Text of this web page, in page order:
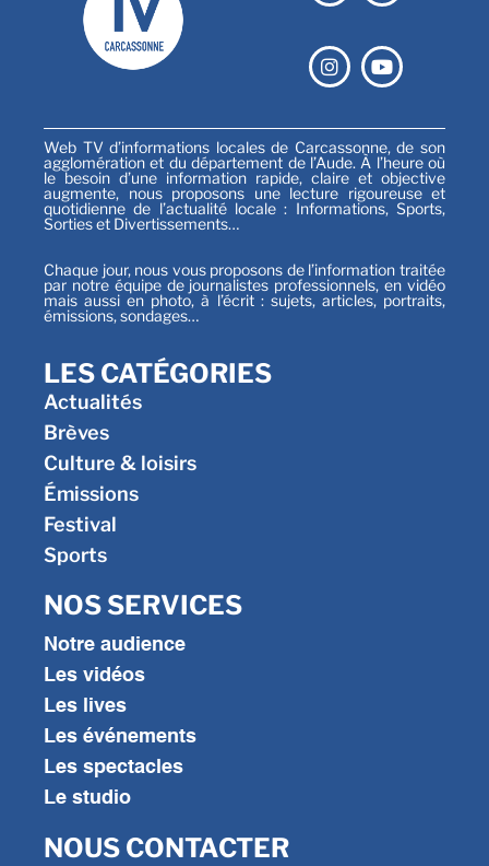
Web TV d’informations locales de Carcassonne, de son
agglomération et du département de l’Aude. À l’heure où
le besoin d’une information rapide, claire et objective
augmente, nous proposons une lecture rigoureuse et
quotidienne de l’actualité locale : Informations, Sports,
Sorties et Divertissements…
Chaque jour, nous vous proposons de l’information traitée
par notre équipe de journalistes professionnels, en vidéo
mais aussi en photo, à l’écrit : sujets, articles, portraits,
émissions, sondages…
LES CATÉGORIES
Actualités
Brèves
Culture & loisirs
Émissions
Festival
Sports
NOS SERVICES
Notre audience
Les vidéos
Les lives
Les événements
Les spectacles
Le studio
NOUS CONTACTER